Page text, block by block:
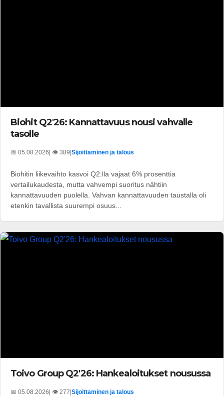
Biohit Q2'26: Kannattavuus nousi vahvalle
tasolle
📅 05.08.2026 | 👁️ 389 Sijoittaminen ja talous
Biohitin liikevaihto kasvoi Q2:lla vajaat 6% prosenttia
vertailukaudesta, mutta vahvempi suoritus nähtiin
kannattavuuden puolella. Vahvan kannattavuuden taustalla oli
etenkin tavallista suurempi osuus...
Toivo Group Q2'26: Hankealoitukset nousussa
📅 05.08.2026 | 👁️ 277 Sijoittaminen ja talous